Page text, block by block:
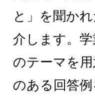
と」を聞か
介します。
のテーマを
のある回答